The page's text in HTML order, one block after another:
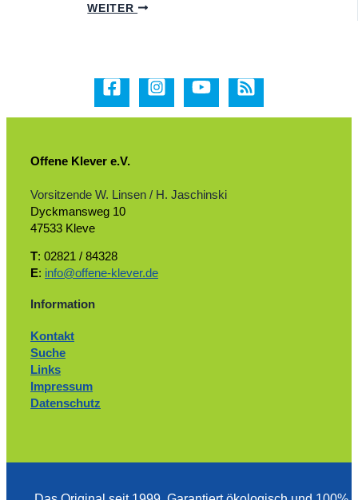
WEITER
Offene Klever e.V.
Vorsitzende W. Linsen / H. Jaschinski
Dyckmansweg 10
47533 Kleve
T: 02821 / 84328
E: info@offene-klever.de
Information
Kontakt
Suche
Links
Impressum
Datenschutz